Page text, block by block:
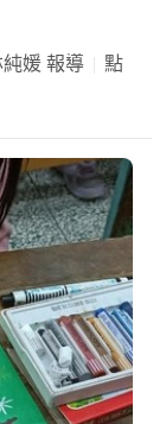
媛 報導
點